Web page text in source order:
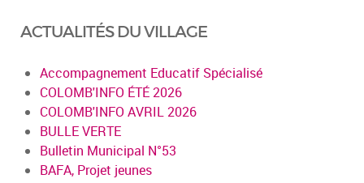
ACTUALITÉS DU VILLAGE
Accompagnement Educatif Spécialisé
COLOMB'INFO ÉTÉ 2026
COLOMB'INFO AVRIL 2026
BULLE VERTE
Bulletin Municipal N°53
BAFA, Projet jeunes